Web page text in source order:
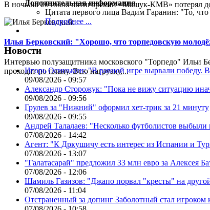
В ночь на 26 июля пятигорский «Машук-КМВ» потерял
Илья Берковский: "Хорошо, что торпедовскую
Интервью полузащитника московского "Торпедо" Ильи
проходят по плану. Всю нагрузку,...
Дополнительная информация
Цитата первого лица Вадим Гаранин: "То, что
Подробнее ...
Новости
Игорь Осинькин: "В равной игре вырвали победу.
09/08/2026 - 09:57
Александр Сторожук: "Пока не вижу ситуацию
09/08/2026 - 09:56
Грулев за "Нижний" оформил хет-трик за 21 минуту
09/08/2026 - 09:55
Андрей Талалаев: "Несколько футболистов
07/08/2026 - 14:42
Агент: "К Дркушичу есть интерес из Испании и
07/08/2026 - 13:07
"Галатасарай" предложил 33 млн евро за Алексея
07/08/2026 - 12:06
Шамиль Газизов: "Джапо порвал "кресты" на
07/08/2026 - 11:04
Отстраненный за допинг Заболотный стал